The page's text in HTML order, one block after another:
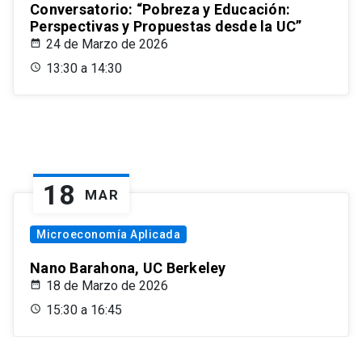
Conversatorio: “Pobreza y Educación:
Perspectivas y Propuestas desde la UC”
24 de Marzo de 2026
13:30 a 14:30
18 MAR
Microeconomía Aplicada
Nano Barahona, UC Berkeley
18 de Marzo de 2026
15:30 a 16:45